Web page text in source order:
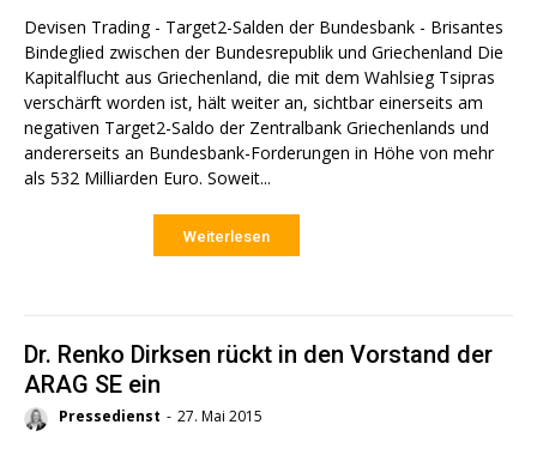
Devisen Trading - Target2-Salden der Bundesbank - Brisantes
Bindeglied zwischen der Bundesrepublik und Griechenland Die
Kapitalflucht aus Griechenland, die mit dem Wahlsieg Tsipras
verschärft worden ist, hält weiter an, sichtbar einerseits am
negativen Target2-Saldo der Zentralbank Griechenlands und
andererseits an Bundesbank-Forderungen in Höhe von mehr
als 532 Milliarden Euro. Soweit...
Weiterlesen
Dr. Renko Dirksen rückt in den Vorstand der
ARAG SE ein
Pressedienst - 27. Mai 2015